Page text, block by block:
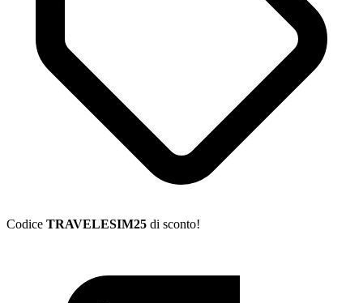
Codice TRAVELESIM25 di sconto!